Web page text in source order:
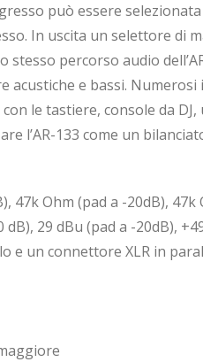
può essere
In uscita un selettore di
stesso percorso audio
e bassi. Numerosi
le tastiere, console da
l’AR-133 come un
47k Ohm (pad a -20dB), 47k
29 dBu (pad a -20dB),
e un connettore XLR in